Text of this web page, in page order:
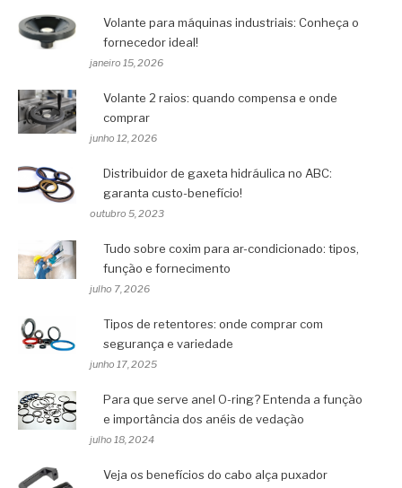
Volante para máquinas industriais: Conheça o
fornecedor ideal!
janeiro 15, 2026
Volante 2 raios: quando compensa e onde
comprar
junho 12, 2026
Distribuidor de gaxeta hidráulica no ABC:
garanta custo-benefício!
outubro 5, 2023
Tudo sobre coxim para ar-condicionado: tipos,
função e fornecimento
julho 7, 2026
Tipos de retentores: onde comprar com
segurança e variedade
junho 17, 2025
Para que serve anel O-ring? Entenda a função
e importância dos anéis de vedação
julho 18, 2024
Veja os benefícios do cabo alça puxador